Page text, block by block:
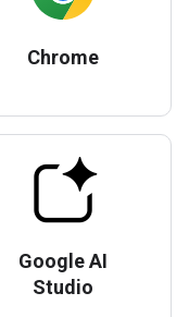
Chrome
Google AI
Studio